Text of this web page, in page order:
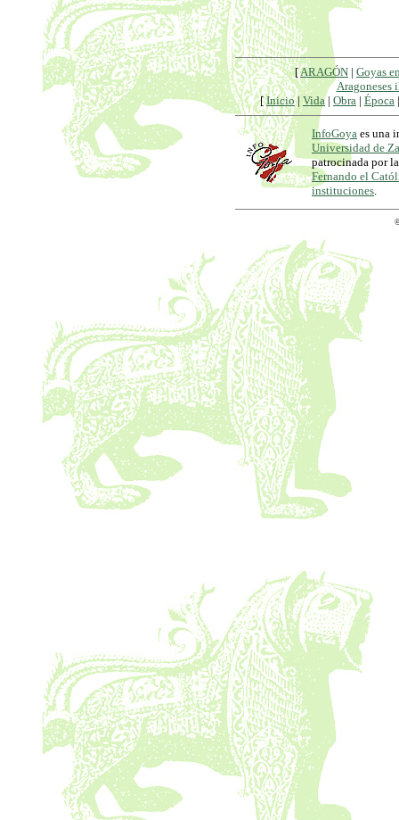
[ARAGÓN | Goyas
Aragoneses
[Inicio|Vida| Obra | Época
InfoGoya es una
Universidad de
patrocinada por
Fernando el
instituciones